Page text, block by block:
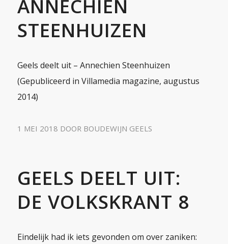
ANNECHIEN
STEENHUIZEN
Geels deelt uit – Annechien Steenhuizen
(Gepubliceerd in Villamedia magazine, augustus
2014)
1 MEI 2018 DOOR BOUDEWIJN GEELS
GEELS DEELT UIT:
DE VOLKSKRANT 8
Eindelijk had ik iets gevonden om over zaniken: